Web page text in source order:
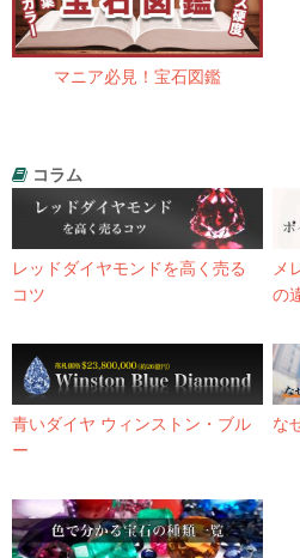
マニア必見！宝石図鑑
コラム
レッドダイヤモンドを高く売る
コツ
メ
の
青いダイヤ ウィンストン・ブル
ー
な